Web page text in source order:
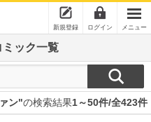
新規登録 ログイン メニュー
ミック一覧
ン"の検索結果1～50件/全423件